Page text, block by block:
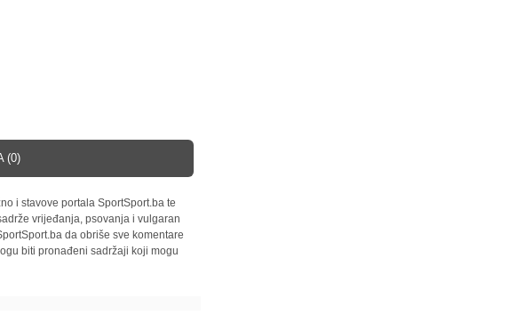
(0)
i stavove portala SportSport.ba te
vrijeđanja, psovanja i vulgaran
da obriše sve komentare
biti pronađeni sadržaji koji mogu